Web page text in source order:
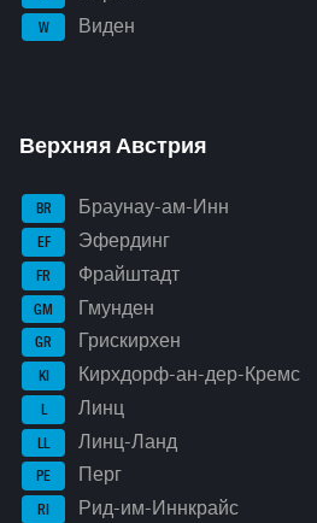
W Виден
Верхняя Австрия
BR Браунау-ам-Инн
EF Эфердинг
FR Фрайштадт
GM Гмунден
GR Грискирхен
KI Кирхдорф-ан-дер-Кремс
L Линц
LL Линц-Ланд
PE Перг
RI Рид-им-Иннкрайс